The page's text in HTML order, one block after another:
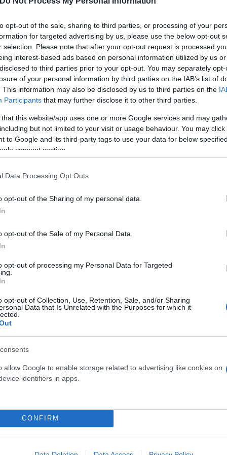
opt-out of the sale, sharing to third parties, or processing of your
for targeted advertising by us, please use the below opt-out
selection. Please note that after your opt-out request is processed
interest-based ads based on personal information utilized by us
to third parties prior to your opt-out. You may separately
of your personal information by third parties on the IAB’s list of
This information may also be disclosed by us to third parties on the
Participants that may further disclose it to other third parties.
that this website/app uses one or more Google services and may
but not limited to your visit or usage behaviour. You may
to Google and its third-party tags to use your data for below
consent section.
Data Processing Opt Outs
opt-out of the Sharing of my personal data.
opt-out of the Sale of my Personal Data.
opt-out of processing my Personal Data for Targeted
opt-out of Collection, Use, Retention, Sale, and/or Sharing
Data that Is Unrelated with the Purposes for which it
allow Google to enable storage related to advertising like cookies on
identifiers in apps.
CONFIRM
συμβεί κάτι πολύ τρομερό. Τη ρώτησα τι
πως η συνάντηση πήγε χάλια και πως της
άρχισε να λέει λεπτομέρειες. Μου είπε ότι
δεν το ευχόταν σε κανέναν να πάθει αυτό».
να το ξεπεράσει, καθώς δεν τέθηκε θέμα
να την ανακουφίσω, πάρα μόνο να της πω
φύγει, να το αφήσει πίσω της, να το θάψει,
αυτό τον άνθρωπο» είπε.
είναι επίσης συγγενείς και φίλοι των γυναικών
των μαρτύρων περιλαμβάνονται και ο πρόεδρος
Ελπίνα Νίνου, οι οποίοι θα